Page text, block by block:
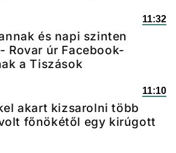
11:32
és napi szinten
Rovar úr Facebook-
a Tiszások
11:10
akart kizsarolni több
főnökétől egy kirúgott